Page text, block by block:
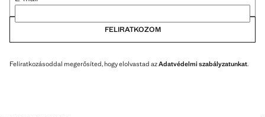
FELIRATKOZOM
Feliratkozásoddal megerősíted, hogy elolvastad azAdatvédelmi szabályzatunkat.